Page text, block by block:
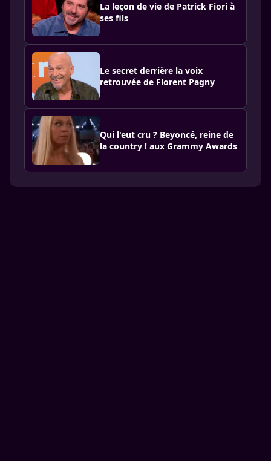
La leçon de vie de Patrick Fiori à
ses fils
Le secret derrière la voix
retrouvée de Florent Pagny
Qui l'eut cru ? Beyoncé, reine de
la country ! aux Grammy Awards